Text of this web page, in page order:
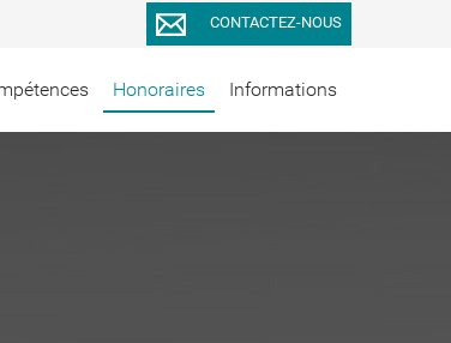
Honoraires Informations
CONTACTEZ-NOUS